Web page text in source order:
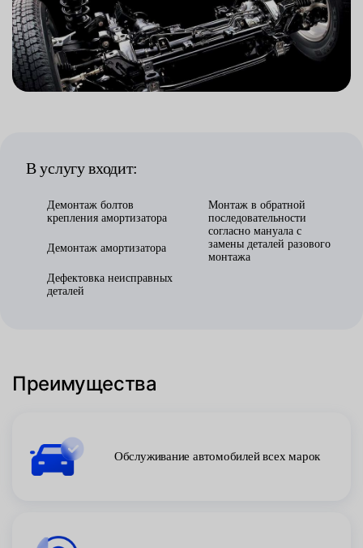
В услугу входит:
Демонтаж болтов
крепления амортизатора
Демонтаж амортизатора
Дефектовка неисправных
деталей
Монтаж в обратной
последовательности
согласно мануала с
замены деталей разового
монтажа
Преимущества
Обслуживание автомобилей всех марок